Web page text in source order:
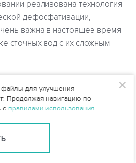
реализована технология
дефосфатизации,
важна в настоящее время
сточных вод с их сложным
BIO предусмотрены
успешного протекания
нитрификации и
причем с разделением
возвратных потоков рецикла
ила.
для улучшения
Продолжая навигацию по
с правилами использования